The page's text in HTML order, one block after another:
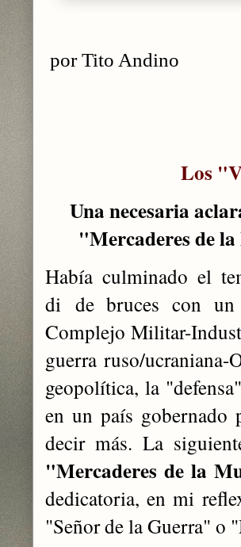
por Tito Andino
Los
Una necesaria
"Mercaderes de
Había culminado el
di de bruces con un
Complejo Militar-
guerra ruso/
geopolítica, la
en un país gobernado
decir más. La
"Mercaderes de la
dedicatoria, en mi
"Señor de la Guerra" o